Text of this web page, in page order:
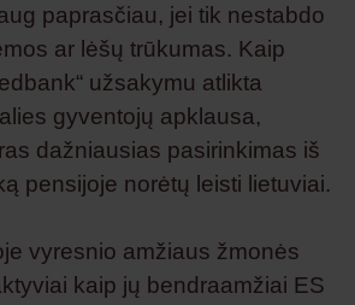
paprasčiau, jei tik nestabdo
ar lėšų trūkumas. Kaip
užsakymu atlikta
gyventojų apklausa,
dažniausias pasirinkimas iš
pensijoje norėtų leisti lietuviai.
vyresnio amžiaus žmonės
kaip jų bendraamžiai ES